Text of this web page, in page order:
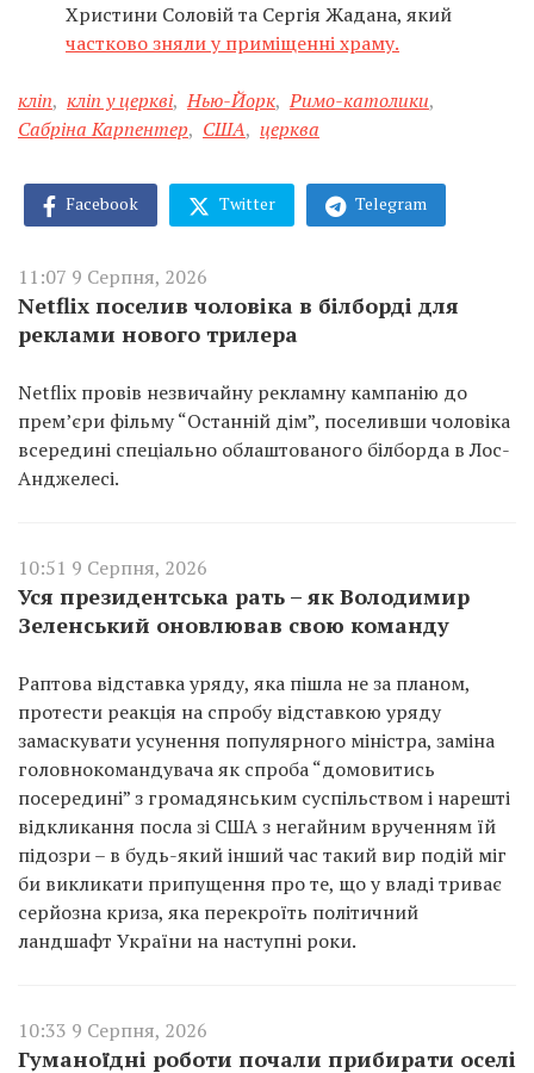
Христини Соловій та Сергія Жадана, який
частково зняли у приміщенні храму.
кліп, кліп у церкві, Нью-Йорк, Римо-католики,
Сабріна Карпентер, США, церква
Facebook Twitter Telegram
11:07 9 Серпня, 2026
Netflix поселив чоловіка в білборді для
реклами нового трилера
Netflix провів незвичайну рекламну кампанію до
прем’єри фільму “Останній дім”, поселивши чоловіка
всередині спеціально облаштованого білборда в Лос-
Анджелесі.
10:51 9 Серпня, 2026
Уся президентська рать – як Володимир
Зеленський оновлював свою команду
Раптова відставка уряду, яка пішла не за планом,
протести реакція на спробу відставкою уряду
замаскувати усунення популярного міністра, заміна
головнокомандувача як спроба “домовитись
посередині” з громадянським суспільством і нарешті
відкликання посла зі США з негайним врученням їй
підозри – в будь-який інший час такий вир подій міг
би викликати припущення про те, що у владі триває
серйозна криза, яка перекроїть політичний
ландшафт України на наступні роки.
10:33 9 Серпня, 2026
Гуманоїдні роботи почали прибирати оселі